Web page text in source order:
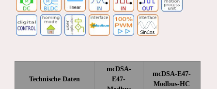
Technische Daten
mcDSA-
E47-
mcDSA-E47-
Modbus-HC